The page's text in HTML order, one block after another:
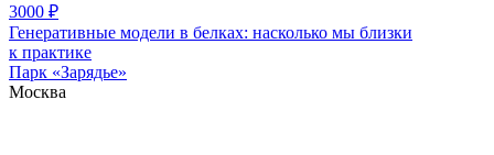
3000 ₽
Генеративные модели в белках: насколько мы близки
к практике
Парк «Зарядье»
Москва